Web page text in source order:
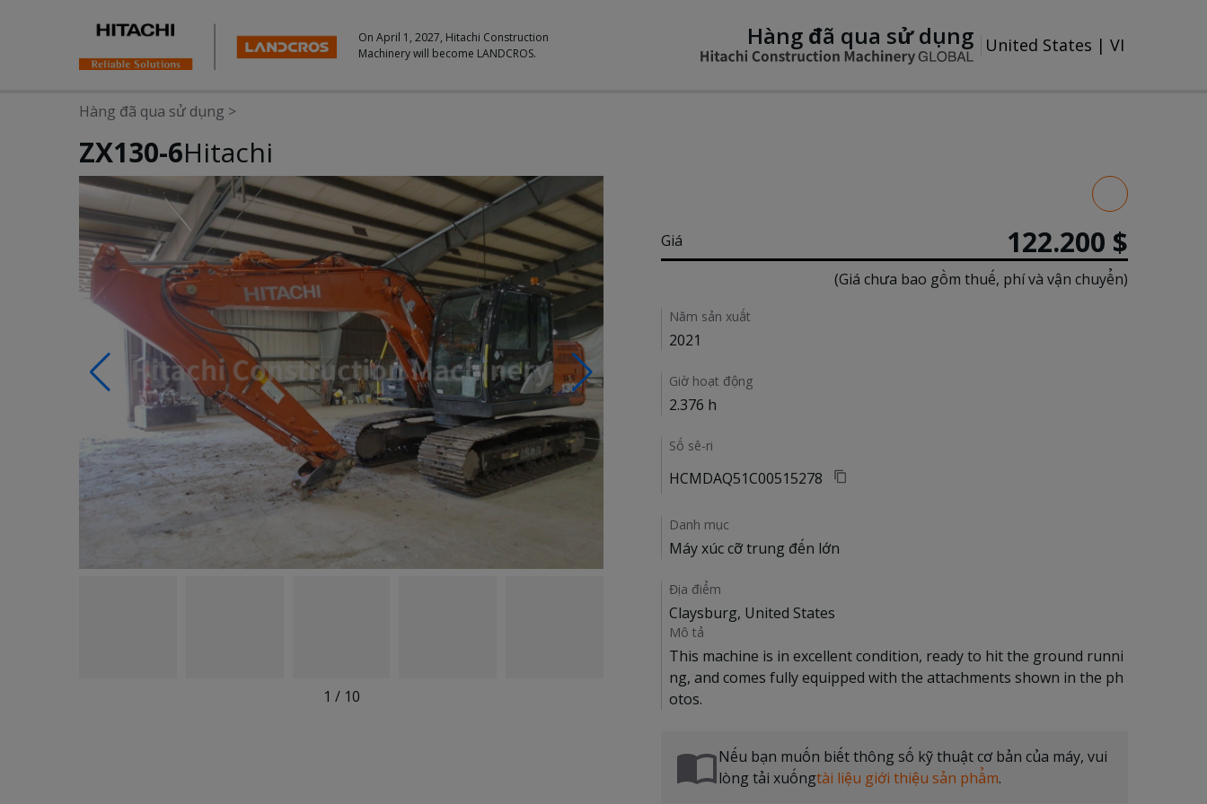
On April 1, 2027, Hitachi Construction
Machinery will become LANDCROS.
Hàng đã qua sử dụng United States | VI
Hàng đã qua sử dụng >
ZX130-6Hitachi
Photos & Videos
1 / 10
Giá 122.200 $
(Giá chưa bao gồm thuế, phí và vận chuyển)
Details
Năm sản xuất
2021
Giờ hoạt động
2.376 h
Số sê-ri
HCMDAQ51C00515278
Danh mục
Máy xúc cỡ trung đến lớn
Địa điểm
Claysburg, United States
Mô tả
This machine is in excellent condition, ready to hit the ground runni
ng, and comes fully equipped with the attachments shown in the ph
Nếu bạn muốn biết thông số kỹ thuật cơ bản của máy, vui
lòng tải xuốngtài liệu giới thiệu sản phẩm.